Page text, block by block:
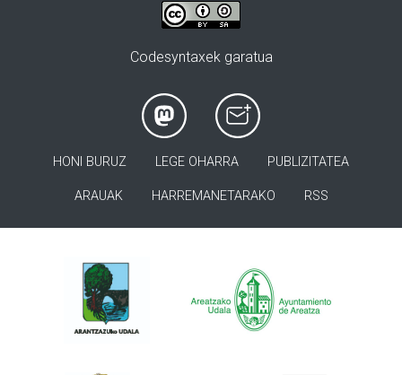
Codesyntaxek garatua
HONI BURUZ LEGE OHARRA PUBLIZITATEA
ARAUAK HARREMANETARAKO RSS